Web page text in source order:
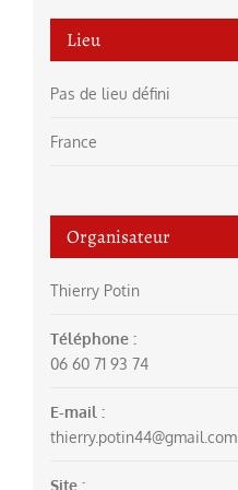
Lieu
Pas de lieu défini
France
Organisateur
Thierry Potin
Téléphone :
06 60 71 93 74
E-mail :
thierry.potin44@gmail.com
Site :